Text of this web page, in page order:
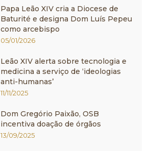
Papa Leão XIV cria a Diocese de
Baturité e designa Dom Luís Pepeu
como arcebispo
05/01/2026
Leão XIV alerta sobre tecnologia e
medicina a serviço de ‘ideologias
anti-humanas’
11/11/2025
Dom Gregório Paixão, OSB
incentiva doação de órgãos
13/09/2025